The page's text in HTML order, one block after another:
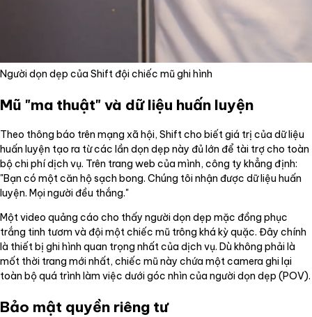
Người dọn dẹp của Shift đội chiếc mũ ghi hình
Mũ "ma thuật" và dữ liệu huấn luyện
Theo thông báo trên mạng xã hội, Shift cho biết giá trị của dữ liệu
huấn luyện tạo ra từ các lần dọn dẹp này đủ lớn để tài trợ cho toàn
bộ chi phí dịch vụ. Trên trang web của mình, công ty khẳng định:
"Bạn có một căn hộ sạch bong. Chúng tôi nhận được dữ liệu huấn
luyện. Mọi người đều thắng."
Một video quảng cáo cho thấy người dọn dẹp mặc đồng phục
trắng tinh tươm và đội một chiếc mũ trông khá kỳ quặc. Đây chính
là thiết bị ghi hình quan trọng nhất của dịch vụ. Dù không phải là
mốt thời trang mới nhất, chiếc mũ này chứa một camera ghi lại
toàn bộ quá trình làm việc dưới góc nhìn của người dọn dẹp (POV).
Bảo mật quyền riêng tư